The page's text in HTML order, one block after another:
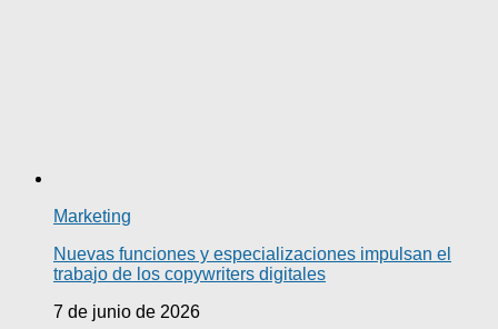
Marketing
Nuevas funciones y especializaciones impulsan el
trabajo de los copywriters digitales
7 de junio de 2026